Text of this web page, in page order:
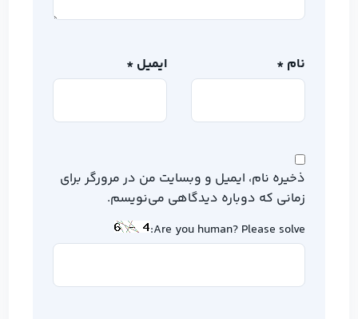
نام* ایمیل *
ذخیره نام، ایمیل و وبسایت من در مرورگر برای
زمانی که دوباره دیدگاهی می‌نویسم.
Are you human? Please solve: